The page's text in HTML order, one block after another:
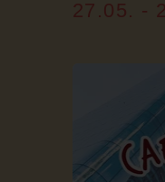
27.05. -